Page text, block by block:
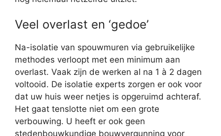
Veel overlast en ‘gedoe’
Na-isolatie van spouwmuren via gebruikelijke
methodes verloopt met een minimum aan
overlast. Vaak zijn de werken al na 1 à 2 dagen
voltooid. De isolatie experts zorgen er ook voor
dat uw huis weer netjes is opgeruimd achteraf.
Het gaat tenslotte niet om een grote
verbouwing. U heeft er ook geen
stedenbouwkundige bouwvergunning voor